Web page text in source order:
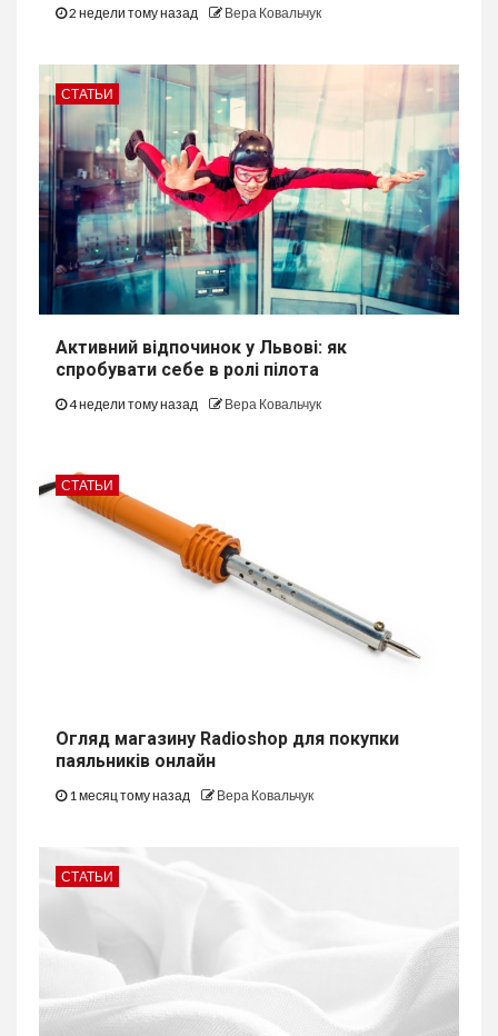
2 недели тому назад Вера Ковальчук
СТАТЬИ
Активний відпочинок у Львові: як
спробувати себе в ролі пілота
4 недели тому назад Вера Ковальчук
СТАТЬИ
Огляд магазину Radioshop для покупки
паяльників онлайн
1 месяц тому назад Вера Ковальчук
СТАТЬИ